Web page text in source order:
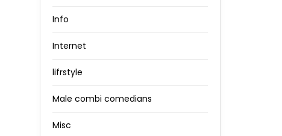
Info
Internet
lifrstyle
Male combi comedians
Misc